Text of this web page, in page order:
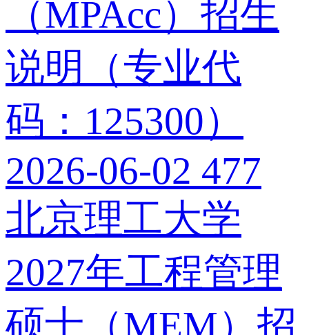
（MPAcc）招生
说明（专业代
码：125300）
2026-06-02 477
北京理工大学
2027年工程管理
硕士（MEM）招